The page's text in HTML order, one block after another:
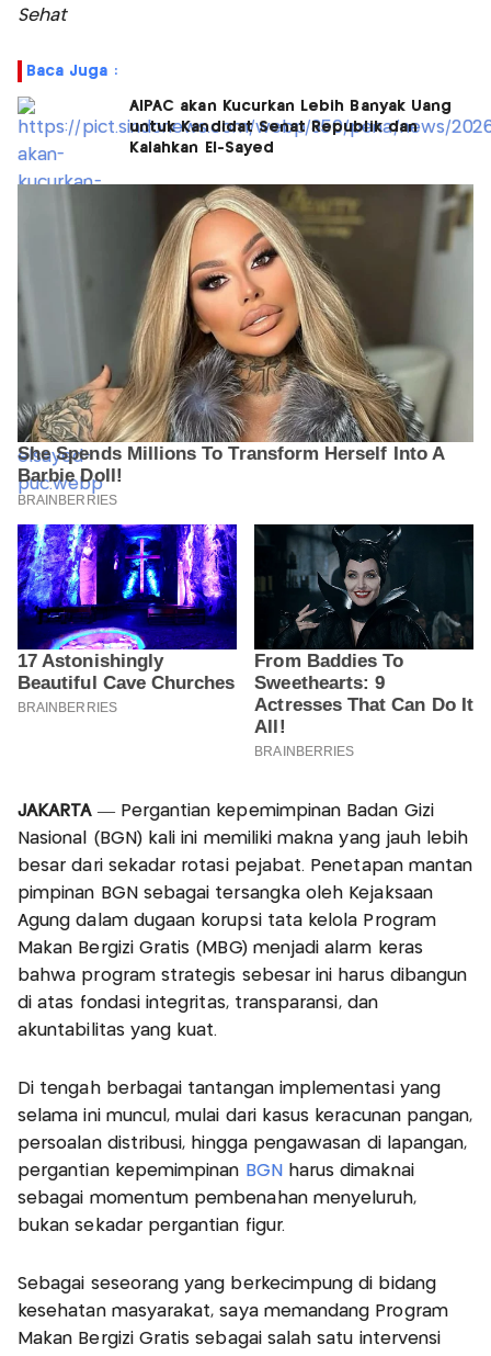
Sehat
Baca Juga :
AIPAC akan Kucurkan Lebih Banyak Uang
untuk Kandidat Senat Republik dan
Kalahkan El-Sayed
JAKARTA— Pergantian kepemimpinan Badan Gizi
Nasional (BGN) kali ini memiliki makna yang jauh lebih
besar dari sekadar rotasi pejabat. Penetapan mantan
pimpinan BGN sebagai tersangka oleh Kejaksaan
Agung dalam dugaan korupsi tata kelola Program
Makan Bergizi Gratis (MBG) menjadi alarm keras
bahwa program strategis sebesar ini harus dibangun
di atas fondasi integritas, transparansi, dan
akuntabilitas yang kuat.
Di tengah berbagai tantangan implementasi yang
selama ini muncul, mulai dari kasus keracunan pangan,
persoalan distribusi, hingga pengawasan di lapangan,
pergantian kepemimpinan BGN
harus dimaknai
sebagai momentum pembenahan menyeluruh,
bukan sekadar pergantian figur.
Sebagai seseorang yang berkecimpung di bidang
kesehatan masyarakat, saya memandang Program
Makan Bergizi Gratis sebagai salah satu intervensi